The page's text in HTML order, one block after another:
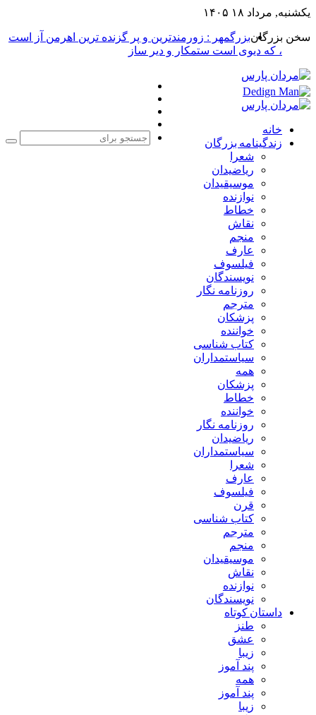
یکشنبه, مرداد ۱۸ ۱۴۰۵
سخن بزرگانبزرگمهر : زورمندترین و پر گزنده ترین اهرمن آز است
، که دیوی است ستمکار و دیر ساز
خانه
زندگینامه بزرگان
شعرا
ریاضیدان
موسیقیدان
نوازنده
خطاط
نقاش
منجم
عارف
فیلسوف
نویسندگان
روزنامه نگار
مترجم
پزشکان
خواننده
کتاب شناسی
سیاستمداران
همه
پزشکان
خطاط
خواننده
روزنامه نگار
ریاضیدان
سیاستمداران
شعرا
عارف
فیلسوف
قرن
کتاب شناسی
مترجم
منجم
موسیقیدان
نقاش
نوازنده
نویسندگان
داستان کوتاه
طنز
عشق
زیبا
پند آموز
همه
پند آموز
زیبا